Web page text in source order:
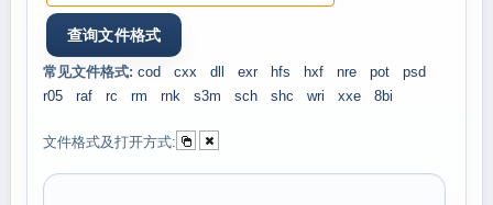
常见文件格式: cod cxx dll exr hfs hxf nre pot
psd
r05
raf rc rm rnk s3m sch shc wri xxe 8bi
文件格式及打开方式: